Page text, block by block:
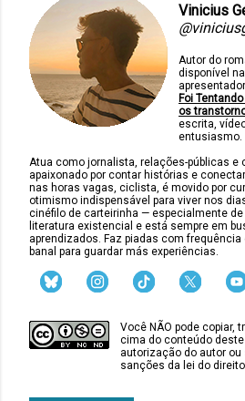
Vinicius
Autor do
disponível
Foi
os
escrita,
entusiasmo.
Atua como jornalista, relações-públicas e
apaixonado por contar histórias e
nas horas vagas, ciclista, é movido por
otimismo indispensável para viver nos
cinéfilo de carteirinha — especialmente
literatura existencial e está sempre em
aprendizados. Faz piadas com
banal para guardar más experiências.
Você NÃO pode copiar,
cima do conteúdo
autorização do autor
sanções da lei do